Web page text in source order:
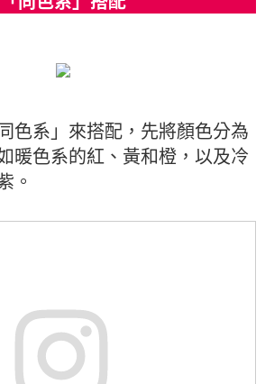
色系」來搭配，先將顏色分為
暖色系的紅、黃和橙，以及冷
。